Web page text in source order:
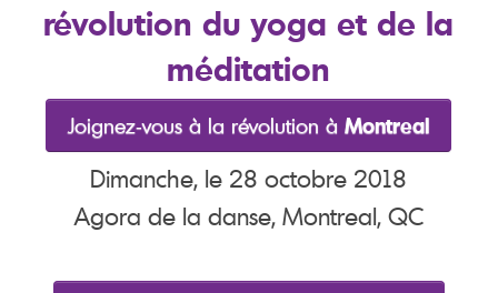
révolution du yoga et de la
méditation
Joignez-vous à la révolution àMontreal
Dimanche, le 28 octobre 2018
Agora de la danse, Montreal, QC